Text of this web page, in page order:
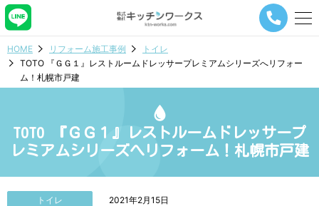
メ
ビ
シ
ン
タ
HOME リフォーム施工事例
トイレ
TOTO 『ＧＧ１』レストルームドレッサープレミアムシリーズへリフォー
ム！札幌市戸建
TOTO 『ＧＧ１』レストルームドレッサープ
レミアムシリーズへリフォーム！札幌市戸建
トイレ 2021年2月15日